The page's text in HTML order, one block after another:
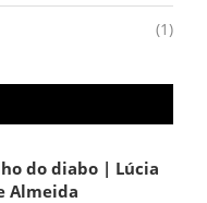
(1)
do diabo | Lúcia
Almeida